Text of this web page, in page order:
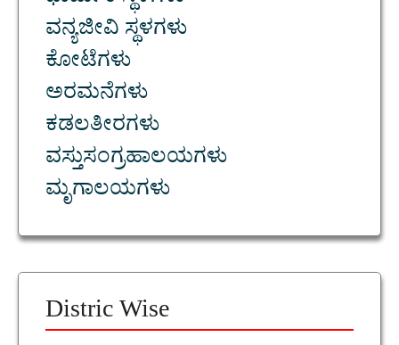
ವನ್ಯಜೀವಿ ಸ್ಥಳಗಳು
ಕೋಟೆಗಳು
ಅರಮನೆಗಳು
ಕಡಲತೀರಗಳು
ವಸ್ತುಸಂಗ್ರಹಾಲಯಗಳು
ಮೃಗಾಲಯಗಳು
Distric Wise